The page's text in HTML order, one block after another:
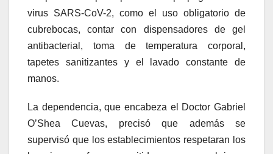
virus SARS-CoV-2, como el uso obligatorio de
cubrebocas, contar con dispensadores de gel
antibacterial, toma de temperatura corporal,
tapetes sanitizantes y el lavado constante de
manos.
La dependencia, que encabeza el Doctor Gabriel
O’Shea Cuevas, precisó que además se
supervisó que los establecimientos respetaran los